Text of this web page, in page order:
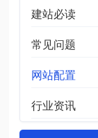
建站必读
常见问题
网站配置
行业资讯